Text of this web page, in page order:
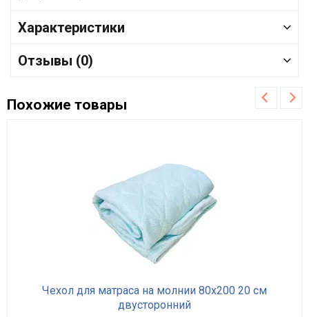
Характеристики
Отзывы (0)
Похожие товары
Чехол для матраса на молнии 80х200 20 см
двусторонний